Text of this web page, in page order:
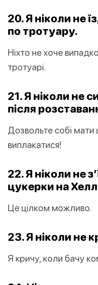
20. Я ніколи не
по тротуару.
Ніхто не хоче
тротуарі.
21. Я ніколи не
після
Дозвольте собі
виплакатися!
22. Я ніколи не
цукерки на
Це цілком можливо.
23. Я ніколи не
Я кричу, коли бачу